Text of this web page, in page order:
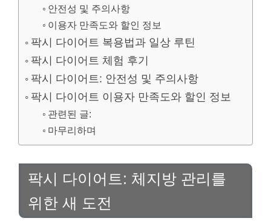
안전성 및 주의사항
이용자 만족도와 할인 정보
팍시 다이어트 복용법과 일상 루틴
팍시 다이어트 체험 후기
팍시 다이어트: 안전성 및 주의사항
팍시 다이어트 이용자 만족도와 할인 정보
관련된 글:
마무리하며
팍시 다이어트: 체지방 관리를
위한 새 도전